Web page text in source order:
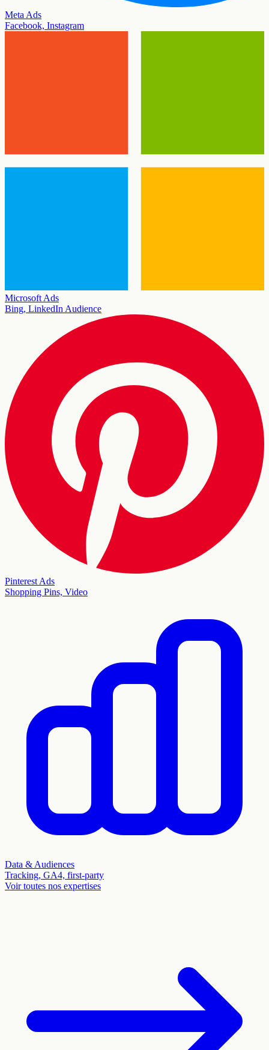
Meta Ads
Facebook, Instagram
Microsoft Ads
Bing, LinkedIn Audience
Pinterest Ads
Shopping Pins, Video
Data & Audiences
Tracking, GA4, first-party
Voir toutes nos expertises